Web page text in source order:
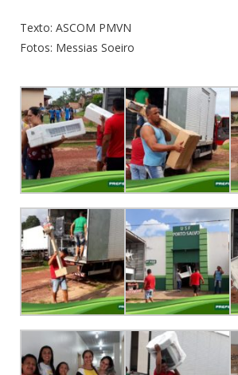
Texto: ASCOM PMVN
Fotos: Messias Soeiro